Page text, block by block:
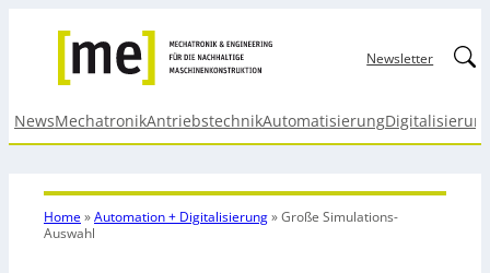
Newsletter
NewsMechatronikAntriebstechnikAutomatisierung
Home»Automation + Digitalisierung»Große Simulations-
Auswahl